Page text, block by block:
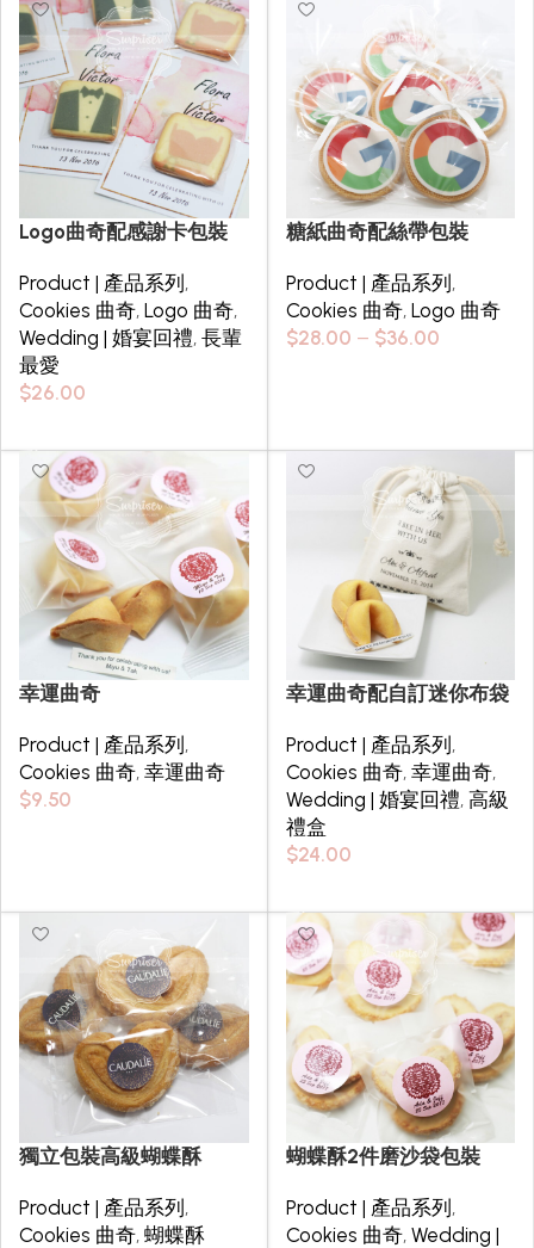
Logo曲奇配感謝卡包裝
Product | 產品系列,
Cookies 曲奇, Logo 曲奇,
Wedding | 婚宴回禮, 長輩
最愛
$26.00
糖紙曲奇配絲帶包裝
Product | 產品系列,
Cookies 曲奇, Logo 曲奇
$28.00 – $36.00
幸運曲奇
Product | 產品系列 ,
Cookies 曲奇, 幸運曲奇
$9.50
幸運曲奇配自訂迷你布袋
Product | 產品系列 ,
Cookies 曲奇, 幸運曲奇,
Wedding | 婚宴回禮, 高級
禮盒
$24.00
獨立包裝高級蝴蝶酥
Product | 產品系列,
Cookies 曲奇, 蝴蝶酥
蝴蝶酥2件磨沙袋包裝
Product | 產品系列,
Cookies 曲奇, Wedding |